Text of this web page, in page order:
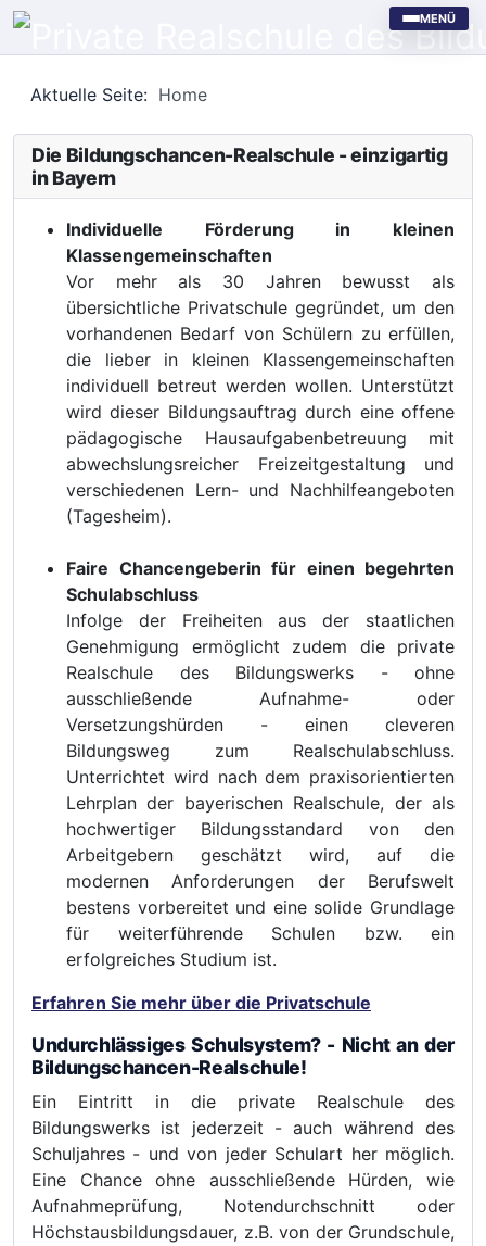
Aktuelle Seite: Home
Die Bildungschancen-Realschule - einzigartig
in Bayern
Individuelle Förderung in kleinen
Klassengemeinschaften
Vor mehr als 30 Jahren bewusst als
übersichtliche Privatschule gegründet, um den
vorhandenen Bedarf von Schülern zu erfüllen,
die lieber in kleinen Klassengemeinschaften
individuell betreut werden wollen. Unterstützt
wird dieser Bildungsauftrag durch eine offene
pädagogische Hausaufgabenbetreuung mit
abwechslungsreicher Freizeitgestaltung und
verschiedenen Lern- und Nachhilfeangeboten
(Tagesheim).
Faire Chancengeberin für einen begehrten
Schulabschluss
Infolge der Freiheiten aus der staatlichen
Genehmigung ermöglicht zudem die private
Realschule des Bildungswerks - ohne
ausschließende Aufnahme- oder
Versetzungshürden - einen cleveren
Bildungsweg zum Realschulabschluss.
Unterrichtet wird nach dem praxisorientierten
Lehrplan der bayerischen Realschule, der als
hochwertiger Bildungsstandard von den
Arbeitgebern geschätzt wird, auf die
modernen Anforderungen der Berufswelt
bestens vorbereitet und eine solide Grundlage
für weiterführende Schulen bzw. ein
erfolgreiches Studium ist.
Erfahren Sie mehr über die Privatschule
Undurchlässiges Schulsystem? - Nicht an der
Bildungschancen-Realschule!
Ein Eintritt in die private Realschule des
Bildungswerks ist jederzeit - auch während des
Schuljahres - und von jeder Schulart her möglich.
Eine Chance ohne ausschließende Hürden, wie
Aufnahmeprüfung, Notendurchschnitt oder
Höchstausbildungsdauer, z.B. von der Grundschule,
MENÜ